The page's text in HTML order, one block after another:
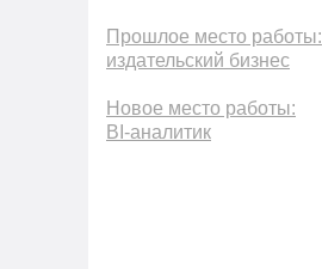
Прошлое место работы:
издательский бизнес
Новое место работы:
BI-аналитик